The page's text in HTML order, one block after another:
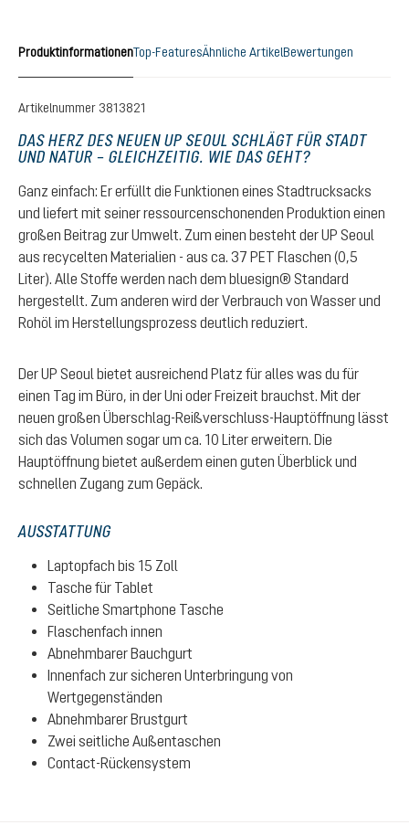
ProduktinformationenTop-FeaturesÄhnliche ArtikelBewertungen
Artikelnummer 3813821
DAS HERZ DES NEUEN UP SEOUL SCHLÄGT FÜR STADT
UND NATUR – GLEICHZEITIG. WIE DAS GEHT?
Ganz einfach: Er erfüllt die Funktionen eines Stadtrucksacks
und liefert mit seiner ressourcenschonenden Produktion einen
großen Beitrag zur Umwelt. Zum einen besteht der UP Seoul
aus recycelten Materialien - aus ca. 37 PET Flaschen (0,5
Liter). Alle Stoffe werden nach dem bluesign® Standard
hergestellt. Zum anderen wird der Verbrauch von Wasser und
Rohöl im Herstellungsprozess deutlich reduziert.
Der UP Seoul bietet ausreichend Platz für alles was du für
einen Tag im Büro, in der Uni oder Freizeit brauchst. Mit der
neuen großen Überschlag-Reißverschluss-Hauptöffnung lässt
sich das Volumen sogar um ca. 10 Liter erweitern. Die
Hauptöffnung bietet außerdem einen guten Überblick und
schnellen Zugang zum Gepäck.
AUSSTATTUNG
Laptopfach bis 15 Zoll
Tasche für Tablet
Seitliche Smartphone Tasche
Flaschenfach innen
Abnehmbarer Bauchgurt
Innenfach zur sicheren Unterbringung von
Wertgegenständen
Abnehmbarer Brustgurt
Zwei seitliche Außentaschen
Contact-Rückensystem